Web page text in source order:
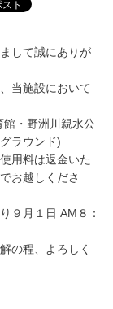
して誠にありが
当施設において
・野洲川親水公
ラウンド)
用料は返金いた
お越しくださ
９月１日 AM８：
の程、よろしく